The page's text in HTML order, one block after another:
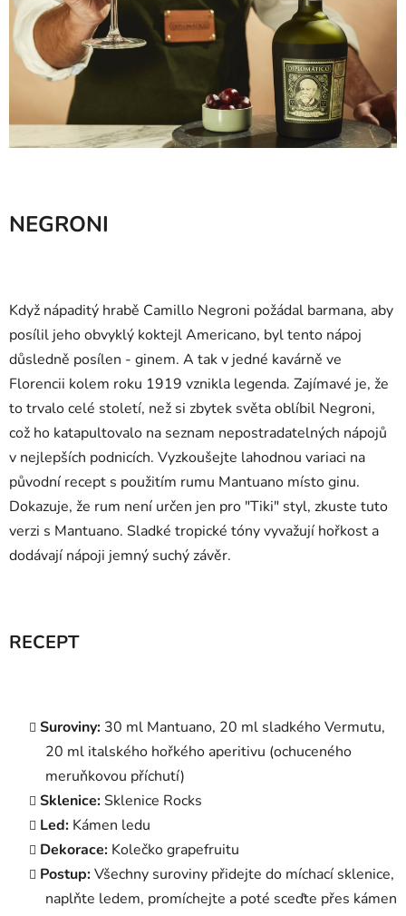
NEGRONI
Když nápaditý hrabě Camillo Negroni požádal barmana, aby
posílil jeho obvyklý koktejl Americano, byl tento nápoj
důsledně posílen - ginem. A tak v jedné kavárně ve
Florencii kolem roku 1919 vznikla legenda. Zajímavé je, že
to trvalo celé století, než si zbytek světa oblíbil Negroni,
což ho katapultovalo na seznam nepostradatelných nápojů
v nejlepších podnicích. Vyzkoušejte lahodnou variaci na
původní recept s použitím rumu Mantuano místo ginu.
Dokazuje, že rum není určen jen pro "Tiki" styl, zkuste tuto
verzi s Mantuano. Sladké tropické tóny vyvažují hořkost a
dodávají nápoji jemný suchý závěr.
RECEPT
Suroviny: 30 ml Mantuano, 20 ml sladkého Vermutu,
20 ml italského hořkého aperitivu (ochuceného
meruňkovou příchutí)
Sklenice:Sklenice Rocks
Led: Kámen ledu
Dekorace: Kolečko grapefruitu
Postup:Všechny suroviny přidejte do míchací sklenice,
naplňte ledem, promíchejte a poté sceďte přes kámen